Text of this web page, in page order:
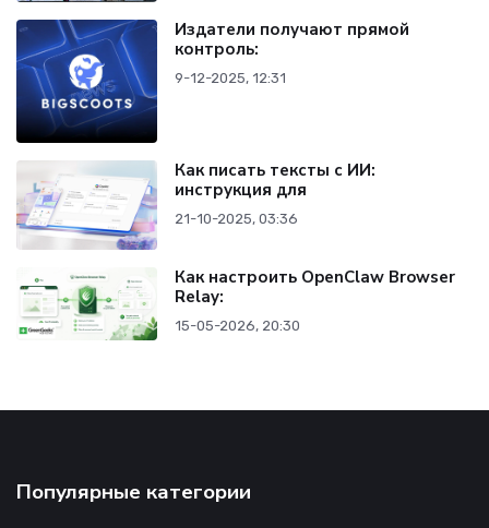
Издатели получают прямой
контроль:
9-12-2025, 12:31
Как писать тексты с ИИ:
инструкция для
21-10-2025, 03:36
Как настроить OpenClaw Browser
Relay:
15-05-2026, 20:30
Популярные категории